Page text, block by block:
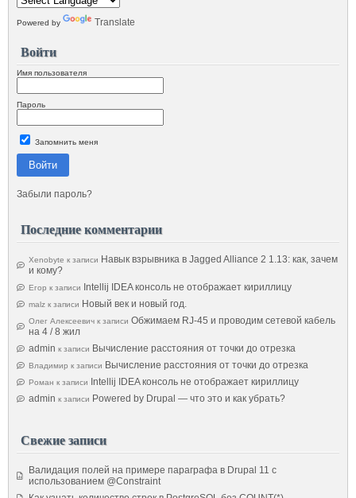
Powered by Translate
Войти
Имя пользователя
Пароль
Запомнить меня
Войти
Забыли пароль?
Последние комментарии
Xenobyte к записи Навык взрывника в Jagged Alliance 2 1.13: как, зачем
и кому?
Егор к записи Intellij IDEA консоль не отображает кириллицу
malz к записи Новый век и новый год.
Олег Алексеевич к записи Обжимаем RJ-45 и проводим сетевой кабель
на 4 / 8 жил
admin к записи Вычисление расстояния от точки до отрезка
Владимир к записи Вычисление расстояния от точки до отрезка
Роман к записи Intellij IDEA консоль не отображает кириллицу
admin к записи Powered by Drupal — что это и как убрать?
Свежие записи
Валидация полей на примере параграфа в Drupal 11 с
использованием @Constraint